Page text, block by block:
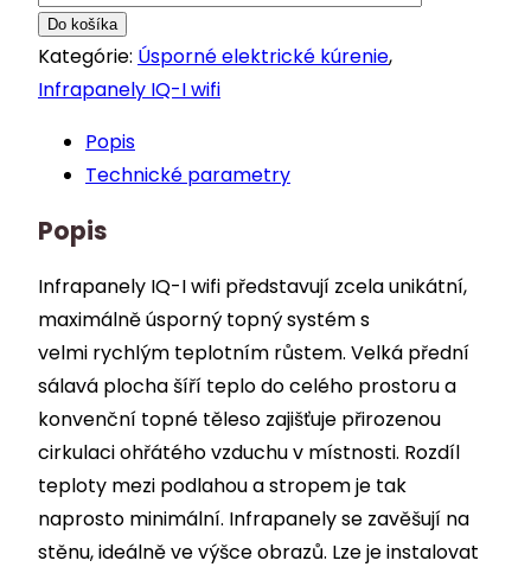
infrapanel
IQ-
I
wifi
Do košíka
Kategórie: Úsporné elektrické kúrenie,
Infrapanely IQ-I wifi
Popis
Technické parametry
Popis
Infrapanely IQ-I wifi představují zcela unikátní,
maximálně úsporný topný systém s
velmi rychlým teplotním růstem. Velká přední
sálavá plocha šíří teplo do celého prostoru a
konvenční topné těleso zajišťuje přirozenou
cirkulaci ohřátého vzduchu v místnosti. Rozdíl
teploty mezi podlahou a stropem je tak
naprosto minimální. Infrapanely se zavěšují na
stěnu, ideálně ve výšce obrazů. Lze je instalovat